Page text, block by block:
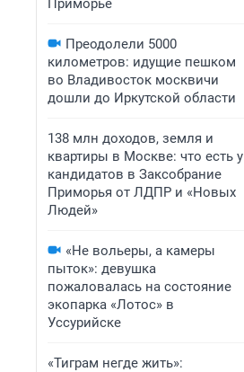
Приморье
Преодолели 5000
километров: идущие пешком
во Владивосток москвичи
дошли до Иркутской области
138 млн доходов, земля и
квартиры в Москве: что есть у
кандидатов в Заксобрание
Приморья от ЛДПР и «Новых
Людей»
«Не вольеры, а камеры
пыток»: девушка
пожаловалась на состояние
экопарка «Лотос» в
Уссурийске
«Тиграм негде жить»: